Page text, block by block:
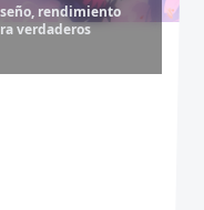
rendimiento
verdaderostus monedas
sin límites.
sin anuncios,